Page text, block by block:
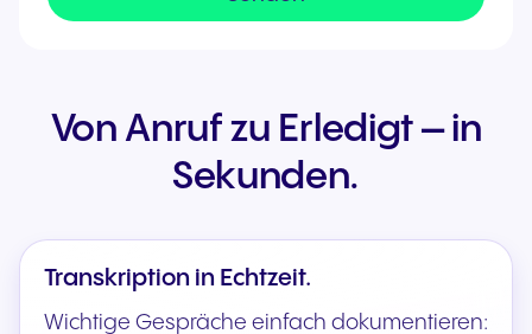
Von Anruf zu Erledigt – in
Sekunden.
Transkription in Echtzeit.
Wichtige Gespräche einfach dokumentieren: